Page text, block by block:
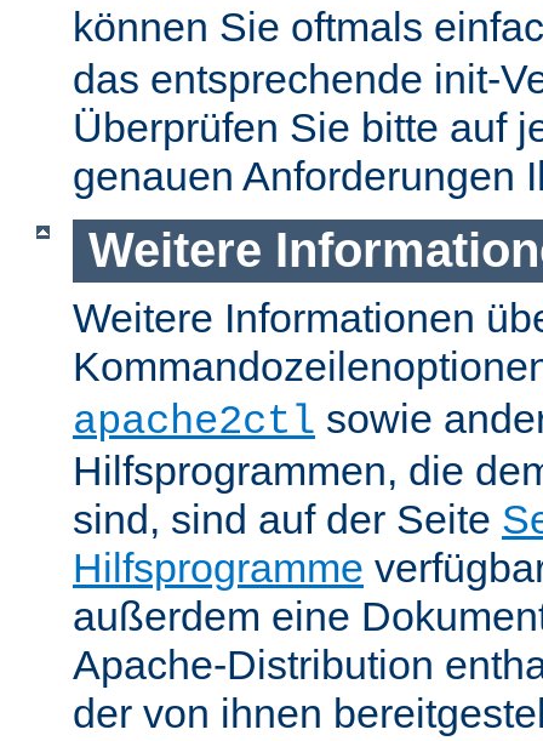
können Sie oftmals
das entsprechende init-
Überprüfen Sie bitte auf
genauen Anforderungen
Weitere
Weitere Informationen
apache2ctl sowie
Hilfsprogrammen, die
sind, sind auf der Seite
Hilfsprogramme
außerdem eine
Apache-Distribution
der von ihnen